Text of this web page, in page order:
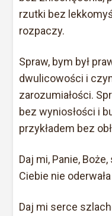
rzutki bez
rozpaczy.
Spraw, bym był
dwulicowości i
zarozumiałości.
bez wyniosłości i
przykładem bez
Daj mi, Panie,
Ciebie nie
Daj mi serce